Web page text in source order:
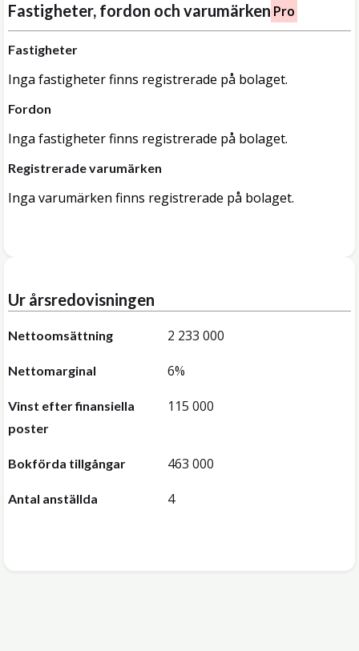
Fastigheter, fordon och varumärken Pro
Fastigheter
Inga fastigheter finns registrerade på bolaget.
Fordon
Inga fastigheter finns registrerade på bolaget.
Registrerade varumärken
Inga varumärken finns registrerade på bolaget.
Ur årsredovisningen
Nettoomsättning 2 233 000
Nettomarginal 6%
Vinst efter finansiella
poster
115 000
Bokförda tillgångar 463 000
Antal anställda 4